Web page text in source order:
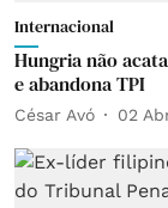
Internacional
Hungria não
e abandona TPI
César Avó 02